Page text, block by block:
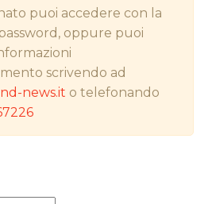
puoi accedere con la
oppure puoi
scrivendo ad
news.it o telefonando